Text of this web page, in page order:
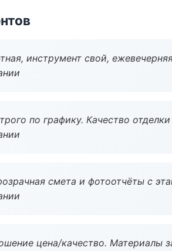
инструмент свой,
по графику. Качество
смета и фотоотчёты с
цена/качество. Материалы